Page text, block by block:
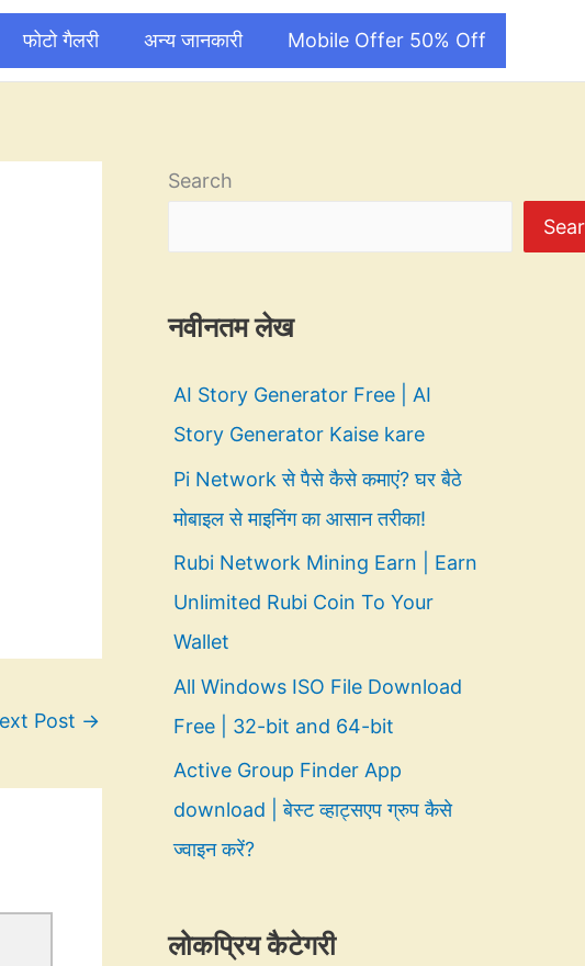
फोटो गैलरी अन्य जानकारी Mobile Offer 50% Off
Post →
Search
नवीनतम लेख
AI Story Generator Free | AI
Story Generator Kaise kare
Pi Network से पैसे कैसे कमाएं? घर बैठे
मोबाइल से माइनिंग का आसान तरीका!
Rubi Network Mining Earn | Earn
Unlimited Rubi Coin To Your
Wallet
All Windows ISO File Download
Free | 32-bit and 64-bit
Active Group Finder App
download | बेस्ट व्हाट्सएप ग्रुप कैसे
ज्वाइन करें?
लोकप्रिय कैटेगरी